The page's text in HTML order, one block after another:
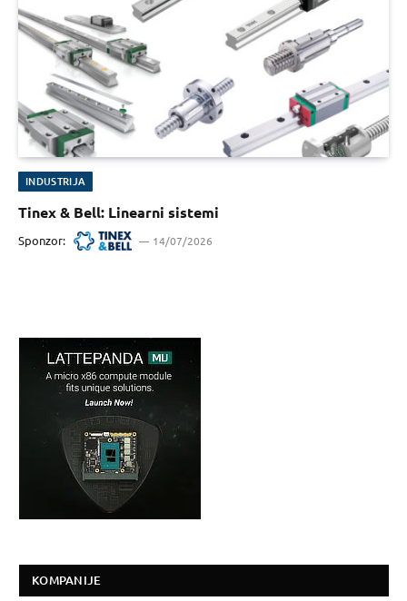
INDUSTRIJA
Tinex & Bell: Linearni sistemi
Sponzor: 14/07/2026
KOMPANIJE